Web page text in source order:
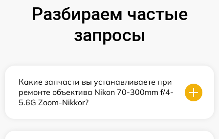
Разбираем частые
запросы
Какие запчасти вы устанавливаете при
ремонте объектива Nikon 70-300mm f/4-
5.6G Zoom-Nikkor?